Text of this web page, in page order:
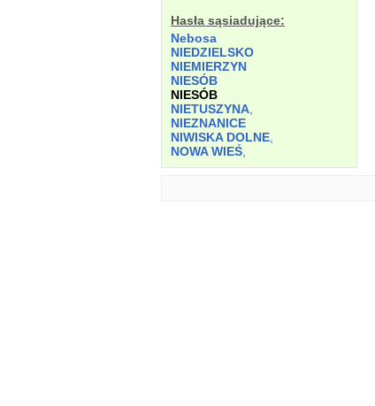
Hasła sąsiadujące:
Nebosa
NIEDZIELSKO
NIEMIERZYN
NIESÓB
NIESÓB
NIETUSZYNA
NIEZNANICE
NIWISKA DOLNE
NOWA WIEŚ